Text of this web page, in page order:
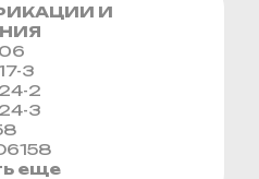
И
3
2
3
еще